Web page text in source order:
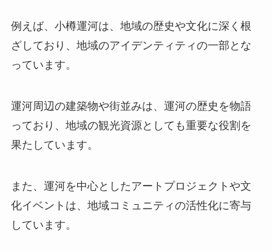
例えば、小樽運河は、地域の歴史や文化に深く根
ざしており、地域のアイデンティティの一部とな
っています。
運河周辺の建築物や街並みは、運河の歴史を物語
っており、地域の観光資源としても重要な役割を
果たしています。
また、運河を中心としたアートプロジェクトや文
化イベントは、地域コミュニティの活性化に寄与
しています。